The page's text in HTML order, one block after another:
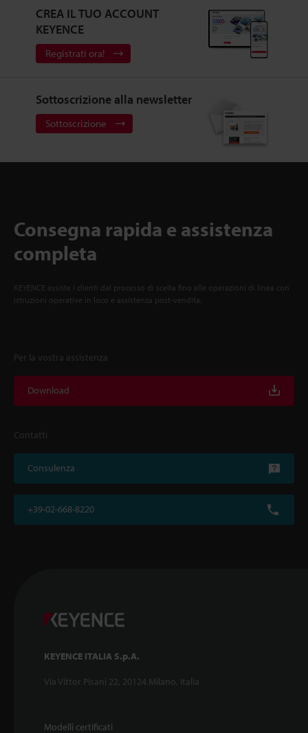
CREA IL TUO ACCOUNT
KEYENCE
Registrati ora!
Sottoscrizione alla newsletter
Sottoscrizione
Consegna rapida e assistenza
completa
KEYENCE assiste i clienti dal processo di scelta fino alle operazioni di linea con
istruzioni operative in loco e assistenza post-vendita.
Per la vostra assistenza
Download
Contatti
Consulenza
+39-02-668-8220
KEYENCE ITALIA S.p.A.
Via Vittor Pisani 22, 20124 Milano, Italia
Modelli certificati